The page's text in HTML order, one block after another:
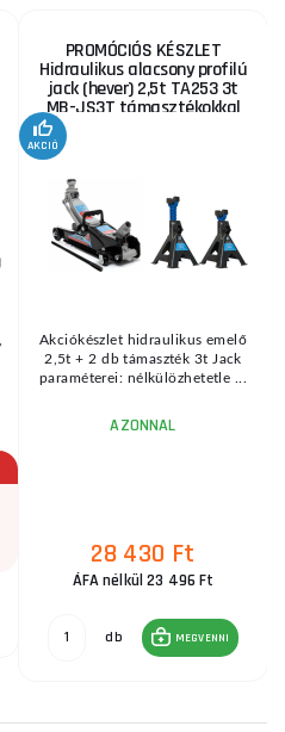
PROMÓCIÓS KÉSZLET
Hidraulikus alacsony profilú
jack (hever) 2,5t TA253 3t
MB-JS3T támasztékokkal
AKCIÓ
Akciókészlet hidraulikus emelő
2,5t + 2 db támaszték 3t Jack
paraméterei: nélkülözhetetle ...
AZONNAL
28 430 Ft
ÁFA nélkül 23 496 Ft
db MEGVENNI